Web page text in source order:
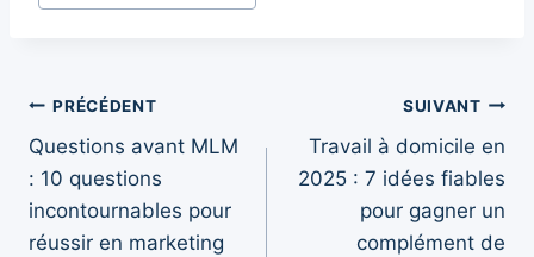
Navigation
de
l’article
PRÉCÉDENT
Questions avant MLM
: 10 questions
incontournables pour
réussir en marketing
SUIVANT
Travail à domicile en
2025 : 7 idées fiables
pour gagner un
complément de